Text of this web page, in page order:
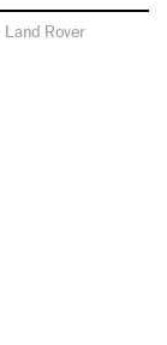
Land Rover